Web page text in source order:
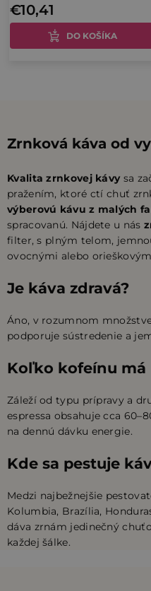
€10,41
DO KOŠÍKA
d
c
i
e
p
r
v
k
y
v
p
i
s
u
Zrnková káva od
Kvalita zrnkovej kávysa
pražením, ktoré ctí chuť
výberovú kávu z malých
spracovanú. Nájdete u nás
filter, s plným telom,
ovocnými alebo
Je káva zdravá?
Áno, v rozumnom
podporuje sústredenie a
Koľko kofeínu má
Záleží od typu prípravy a
espressa obsahuje cca
na dennú dávku energie.
Kde sa pestuje
Medzi najbežnejšie
Kolumbia, Brazília,
dáva zrnám jedinečný
každej šálke.